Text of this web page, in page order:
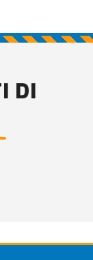
DI